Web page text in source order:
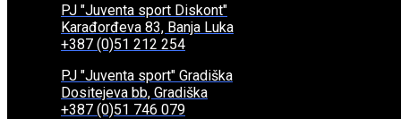
PJ "Juventa sport Diskont"
Karađorđeva 83, Banja Luka
+387 (0)51 212 254
PJ "Juventa sport" Gradiška
Dositejeva bb, Gradiška
+387 (0)51 746 079